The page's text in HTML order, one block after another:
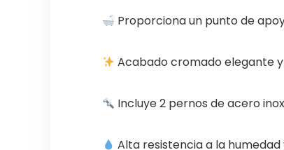
Proporciona un punto de
Acabado cromado elegante
Incluye 2 pernos de acero
Alta resistencia a la humedad